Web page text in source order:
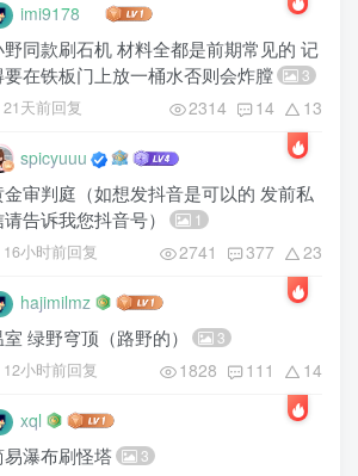
imi9178
野同款刷石机 材料全都是前期常见的 记
要在铁板门上放一桶水否则会炸膛
3
21天前回复 2314 14 13
spicyuuu
金审判庭（如想发抖音是可以的 发前私
告诉我您抖音号）
1
16小时前回复 2741 377 23
hajimilmz
绿野穹顶（路野的） 3
12小时前回复 1828 111 14
xql
易瀑布刷怪塔 3